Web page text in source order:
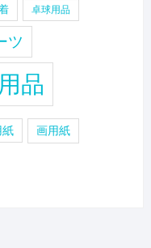
卓球用品
ツ
品
紙 画用紙